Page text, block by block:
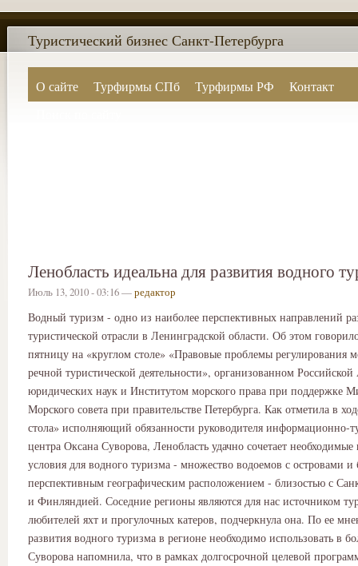
О сайте Турфирмы СПб Турфирмы РФ
Контакт
Туристический бизнес Санкт-Петербурга
Ленобласть идеальна для развития водного
Июль 13, 2010 - 03:16 —редактор
Водный туризм - одно из наиболее перспективных направлений
туристической отрасли в Ленинградской области. Об этом
пятницу на «круглом столе» «Правовые проблемы регулирования
речной туристической деятельности», организованном
юридических наук и Институтом морского права при поддержке
Морского совета при правительстве Петербурга. Как отметила в
стола» исполняющий обязанности руководителя информационно-
центра Оксана Суворова, Ленобласть удачно сочетает
условия для водного туризма - множество водоемов с островами и
перспективным географическим расположением - близостью с
и Финляндией. Соседние регионы являются для нас источником
любителей яхт и прогулочных катеров, подчеркнула она. По ее
развития водного туризма в регионе необходимо использовать в
Суворова напомнила, что в рамках долгосрочной целевой